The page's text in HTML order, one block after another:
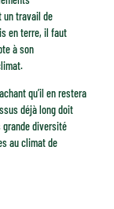
un travail de
en terre, il faut
à son
qu’il en restera
déjà long doit
grande diversité
au climat de